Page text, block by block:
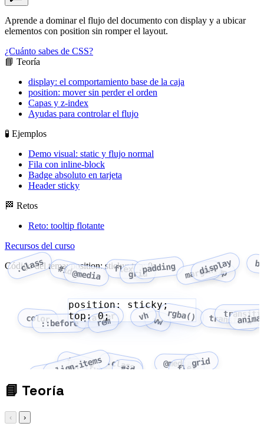
Aprende a dominar el flujo del documento con display y a ubicar
elementos con position sin romper el layout.
¿Cuánto sabes de CSS?
📘 Teoría
display: el comportamiento base de la caja
position: mover sin perder el orden
Capas y z-index
Ayudas para controlar el flujo
🧪 Ejemplos
Demo visual: static y flujo normal
Fila con inline-block
Badge absoluto en tarjeta
Header sticky
🏁 Retos
Reto: tooltip flotante
Recursos del curso
Código del tema: position: sticky; top: 0;
.class #id@media flexgridpadding margindisplay
gap
color::before ::after
rem vh vw rgba() transform
flex-wrap
align-items
justify-content
.class
#id
@mediaflexgrid
position: sticky;
top: 0;
📘 Teoría
‹ ›